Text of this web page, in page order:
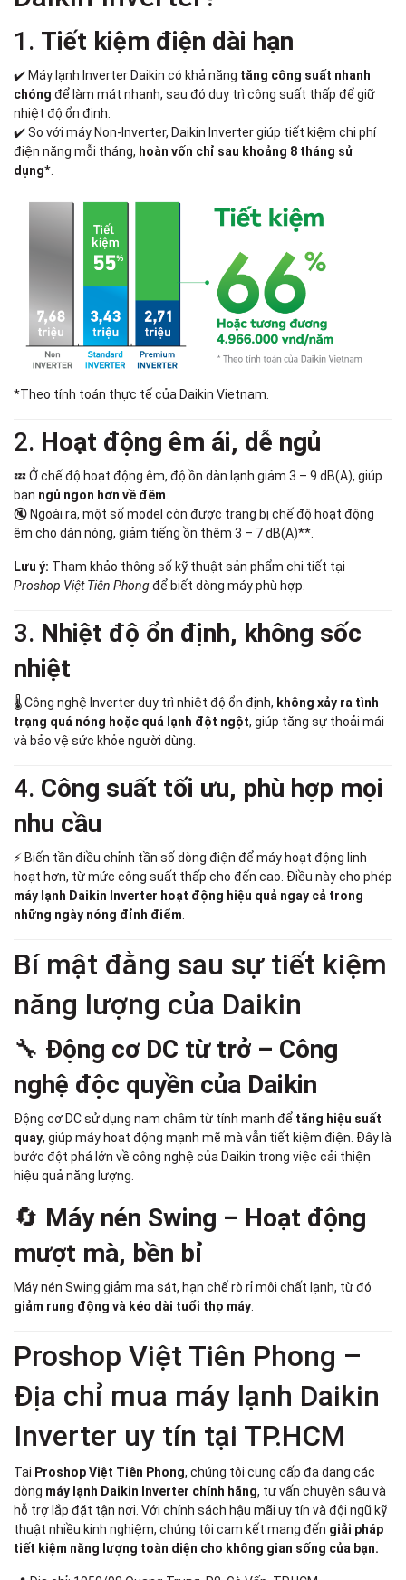
1. Tiết kiệm điện dài hạn
✔️ Máy lạnh Inverter Daikin có khả năng tăng công suất nhanh
chóng để làm mát nhanh, sau đó duy trì công suất thấp để giữ
nhiệt độ ổn định.
✔️ So với máy Non-Inverter, Daikin Inverter giúp tiết kiệm chi phí
điện năng mỗi tháng, hoàn vốn chỉ sau khoảng 8 tháng sử
dụng*.
*Theo tính toán thực tế của Daikin Vietnam.
2. Hoạt động êm ái, dễ ngủ
💤 Ở chế độ hoạt động êm, độ ồn dàn lạnh giảm 3 – 9 dB(A), giúp
bạn ngủ ngon hơn về đêm
🔇 Ngoài ra, một số model còn được trang bị chế độ hoạt động
êm cho dàn nóng, giảm tiếng ồn thêm 3 – 7 dB(A)**.
Lưu ý: Tham khảo thông số kỹ thuật sản phẩm chi tiết tại
Proshop Việt Tiên Phongđể biết dòng máy phù hợp.
3. Nhiệt độ ổn định, không sốc
nhiệt
🌡️ Công nghệ Inverter duy trì nhiệt độ ổn định, không xảy ra tình
trạng quá nóng hoặc quá lạnh đột ngột, giúp tăng sự thoải mái
và bảo vệ sức khỏe người dùng.
4. Công suất tối ưu, phù hợp mọi
nhu cầu
⚡ Biến tần điều chỉnh tần số dòng điện để máy hoạt động linh
hoạt hơn, từ mức công suất thấp cho đến cao. Điều này cho phép
máy lạnh Daikin Inverter hoạt động hiệu quả ngay cả trong
những ngày nóng đỉnh điểm
Bí mật đằng sau sự tiết kiệm
năng lượng của Daikin
🔧 Động cơ DC từ trở – Công
nghệ độc quyền của Daikin
Động cơ DC sử dụng nam châm từ tính mạnh để tăng hiệu suất
quay, giúp máy hoạt động mạnh mẽ mà vẫn tiết kiệm điện. Đây là
bước đột phá lớn về công nghệ của Daikin trong việc cải thiện
hiệu quả năng lượng.
🔄 Máy nén Swing – Hoạt động
mượt mà, bền bỉ
Máy nén Swing giảm ma sát, hạn chế rò rỉ môi chất lạnh, từ đó
giảm rung động và kéo dài tuổi thọ máy
Proshop Việt Tiên Phong –
Địa chỉ mua máy lạnh Daikin
Inverter uy tín tại TP.HCM
Tại Proshop Việt Tiên Phong, chúng tôi cung cấp đa dạng các
dòng máy lạnh Daikin Inverter chính hãng, tư vấn chuyên sâu và
hỗ trợ lắp đặt tận nơi. Với chính sách hậu mãi uy tín và đội ngũ kỹ
thuật nhiều kinh nghiệm, chúng tôi cam kết mang đến giải pháp
tiết kiệm năng lượng toàn diện cho không gian sống của bạn.